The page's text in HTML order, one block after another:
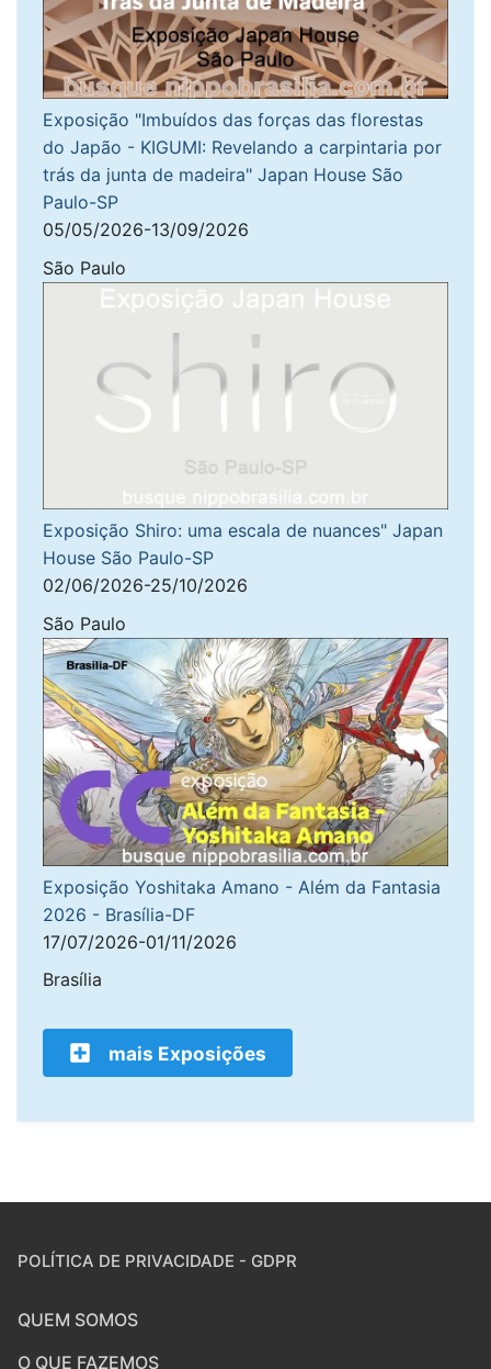
Exposição "Imbuídos das forças das florestas
do Japão - KIGUMI: Revelando a carpintaria por
trás da junta de madeira" Japan House São
Paulo-SP
05/05/2026-13/09/2026
São Paulo
Exposição Shiro: uma escala de nuances" Japan
House São Paulo-SP
02/06/2026-25/10/2026
São Paulo
Exposição Yoshitaka Amano - Além da Fantasia
2026 - Brasília-DF
17/07/2026-01/11/2026
Brasília
mais Exposições
POLÍTICA DE PRIVACIDADE - GDPR
QUEM SOMOS
O QUE FAZEMOS